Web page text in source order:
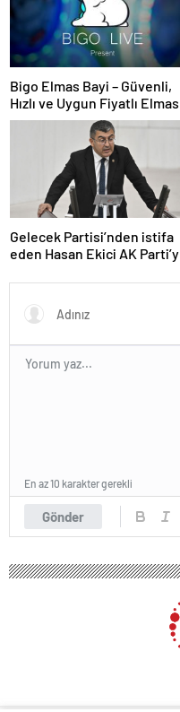
Bigo Elmas Bayi – Güvenli,
Hızlı ve Uygun Fiyatlı Elmas
Satın Almanın Yeni Adresi
Gelecek Partisi’nden istifa
eden Hasan Ekici AK Parti’ye
Gönder
En az 10 karakter gerekli